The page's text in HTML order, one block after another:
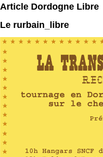
Article Dordogne Libre
Le rurbain_libre